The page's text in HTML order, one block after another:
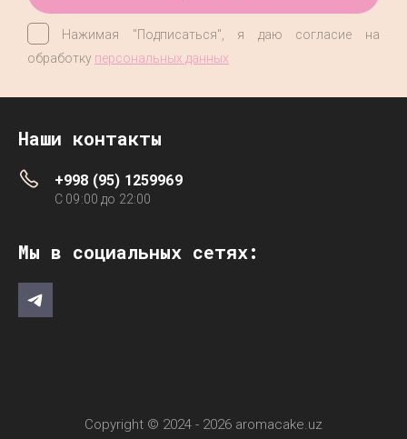
Нажимая "Подписаться", я даю согласие на
обработку персональных данных
Наши контакты
+998 (95) 1259969
C 09:00 до 22:00
Мы в социальных сетях:
Copyright © 2024 - 2026 aromacake.uz